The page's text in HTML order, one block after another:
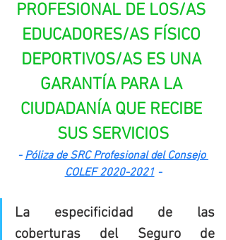
PROFESIONAL DE LOS/AS
EDUCADORES/AS FÍSICO
DEPORTIVOS/AS ES UNA
GARANTÍA PARA LA
CIUDADANÍA QUE RECIBE
SUS SERVICIOS
- Póliza de SRC Profesional del Consejo
COLEF 2020-2021 -
La especificidad de las
coberturas del Seguro de